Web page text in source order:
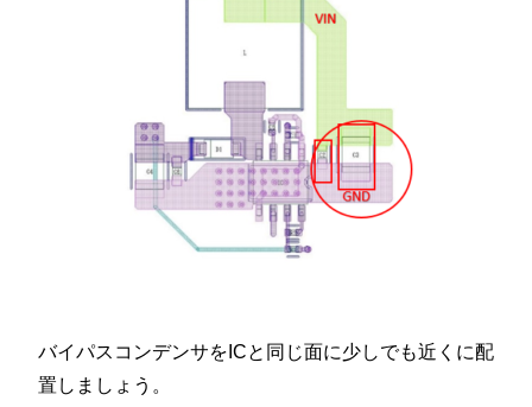
バイパスコンデンサをICと同じ面に少しでも近くに配
置しましょう。